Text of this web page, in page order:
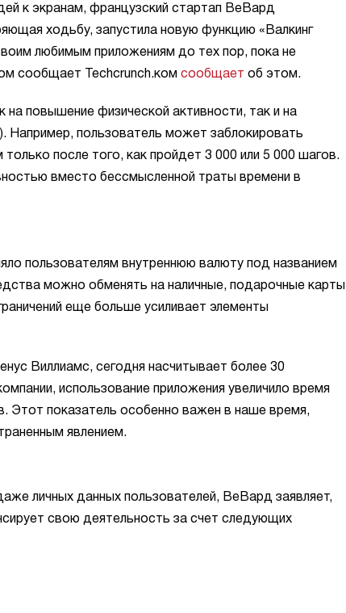
к экранам, французский стартап ВеВард
ходьбу, запустила новую функцию «Валкинг
любимым приложениям до тех пор, пока не
сообщает Techcrunch.ком сообщает об этом.
на повышение физической активности, так и на
Например, пользователь может заблокировать
после того, как пройдет 3 000 или 5 000 шагов.
вместо бессмысленной траты времени в
пользователям внутреннюю валюту под названием
можно обменять на наличные, подарочные карты
еще больше усиливает элементы
Виллиамс, сегодня насчитывает более 30
использование приложения увеличило время
Этот показатель особенно важен в наше время,
явлением.
личных данных пользователей, ВеВард заявляет,
свою деятельность за счет следующих